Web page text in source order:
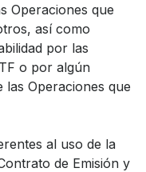
Operaciones que
así como
por las
o por algún
Operaciones que
al uso de la
de Emisión y